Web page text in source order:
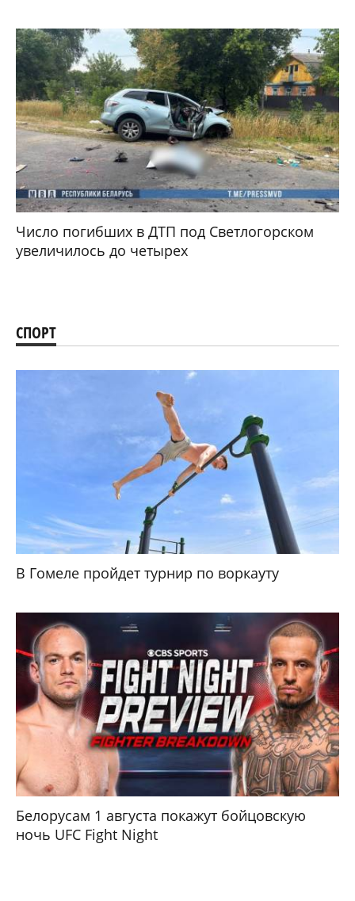
Число погибших в ДТП под Светлогорском
увеличилось до четырех
СПОРТ
В Гомеле пройдет турнир по воркауту
Белорусам 1 августа покажут бойцовскую
ночь UFC Fight Night